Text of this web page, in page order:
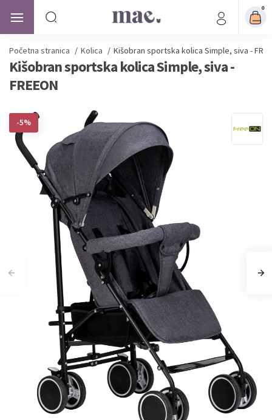
0
Početna stranica / Kolica / Kišobran sportska kolica Simple, siva -
Kišobran sportska kolica Simple, siva -
FREEON
-5%